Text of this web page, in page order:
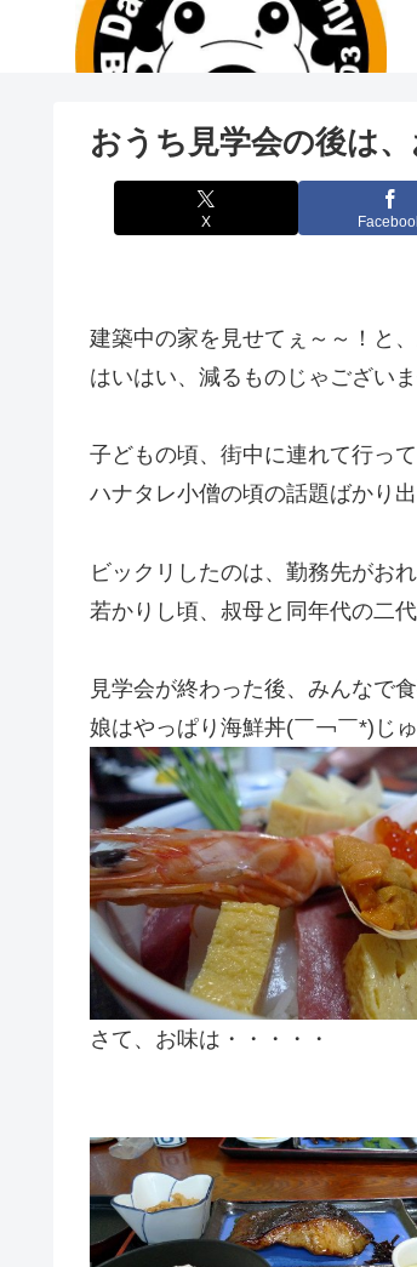
おうち見学会の後は
X
建築中の家を見せてぇ～～！と
はいはい、減るものじゃござい
子どもの頃、街中に連れて行っ
ハナタレ小僧の頃の話題ばかり
ビックリしたのは、勤務先がおれ
若かりし頃、叔母と同年代の二
見学会が終わった後、みんなで
娘はやっぱり海鮮丼(￣￢￣*)じ
さて、お味は・・・・・